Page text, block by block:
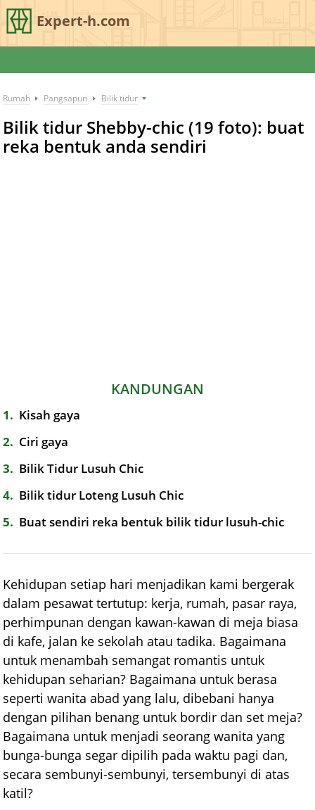
Expert-h.com
Rumah Pangsapuri Bilik tidur
Bilik tidur Shebby-chic (19 foto): buat
reka bentuk anda sendiri
KANDUNGAN
1
Kisah gaya
2
Ciri gaya
3
Bilik Tidur Lusuh Chic
4
Bilik tidur Loteng Lusuh Chic
5
Buat sendiri reka bentuk bilik tidur lusuh-chic
Kehidupan setiap hari menjadikan kami bergerak
dalam pesawat tertutup: kerja, rumah, pasar raya,
perhimpunan dengan kawan-kawan di meja biasa
di kafe, jalan ke sekolah atau tadika. Bagaimana
untuk menambah semangat romantis untuk
kehidupan seharian? Bagaimana untuk berasa
seperti wanita abad yang lalu, dibebani hanya
dengan pilihan benang untuk bordir dan set meja?
Bagaimana untuk menjadi seorang wanita yang
bunga-bunga segar dipilih pada waktu pagi dan,
secara sembunyi-sembunyi, tersembunyi di atas
katil?